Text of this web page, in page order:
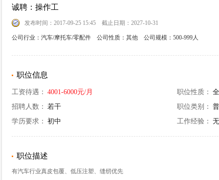
诚聘：操作工
发布时间：2017-09-25 15:45 截止日期：2027-10-31
公司行业：汽车/摩托车/零配件 公司性质：其他 公司规模：500-999人
职位信息
工资待遇： 4001-6000元/月 职位性质：
招聘人数： 若干 职位类别：
学历要求： 初中 工作经验：
职位描述
有汽车行业真皮包覆、低压注塑、缝纫优先